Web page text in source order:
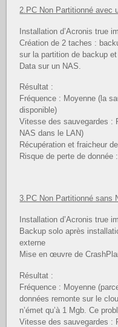
2.PC Non Partitionné avec
Installation d’Acronis true
Création de 2 taches :
sur la partition de backup
Data sur un NAS.
Résultat :
Fréquence : Moyenne (la
disponible)
Vitesse des sauvegardes :
NAS dans le LAN)
Récupération et fraicheur
Risque de perte de donnée
3.PC Non Partitionné sans
Installation d’Acronis true
Backup solo après
externe
Mise en œuvre de
Résultat :
Fréquence : Moyenne
données remonte sur le
n’émet qu’à 1 Mgb. Ce
Vitesse des sauvegardes :